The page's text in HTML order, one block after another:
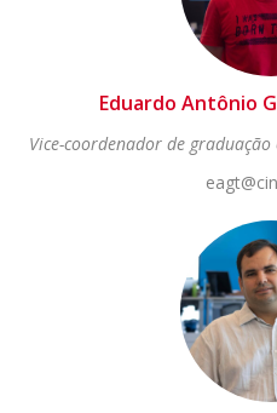
Eduardo Antônio
Vice-coordenador de